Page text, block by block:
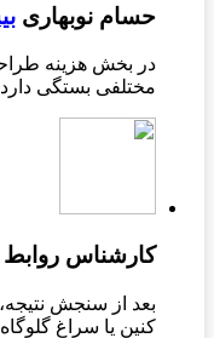
حسام نوبهاری
در بخش هزینه
مختلفی بستگی
کارشناس
بعد از سنجش
کنین یا سراغ